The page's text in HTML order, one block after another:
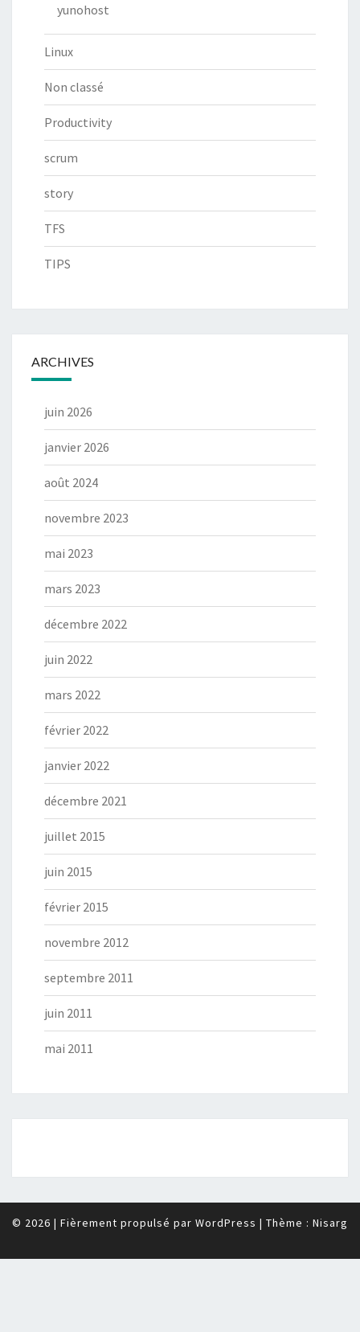
yunohost
Linux
Non classé
Productivity
scrum
story
TFS
TIPS
ARCHIVES
juin 2026
janvier 2026
août 2024
novembre 2023
mai 2023
mars 2023
décembre 2022
juin 2022
mars 2022
février 2022
janvier 2022
décembre 2021
juillet 2015
juin 2015
février 2015
novembre 2012
septembre 2011
juin 2011
mai 2011
© 2026 | Fièrement propulsé par WordPress | Thème : Nisarg